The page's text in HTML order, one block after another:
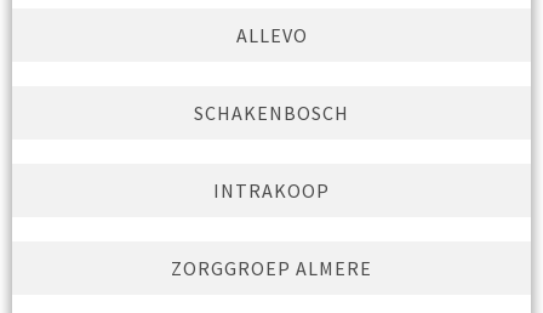
ALLEVO
SCHAKENBOSCH
INTRAKOOP
ZORGGROEP ALMERE